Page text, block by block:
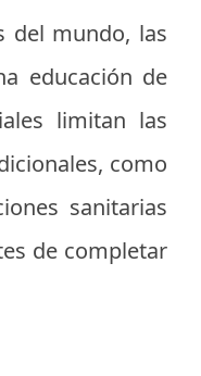
del mundo, las
educación de
limitan las
como
sanitarias
de completar